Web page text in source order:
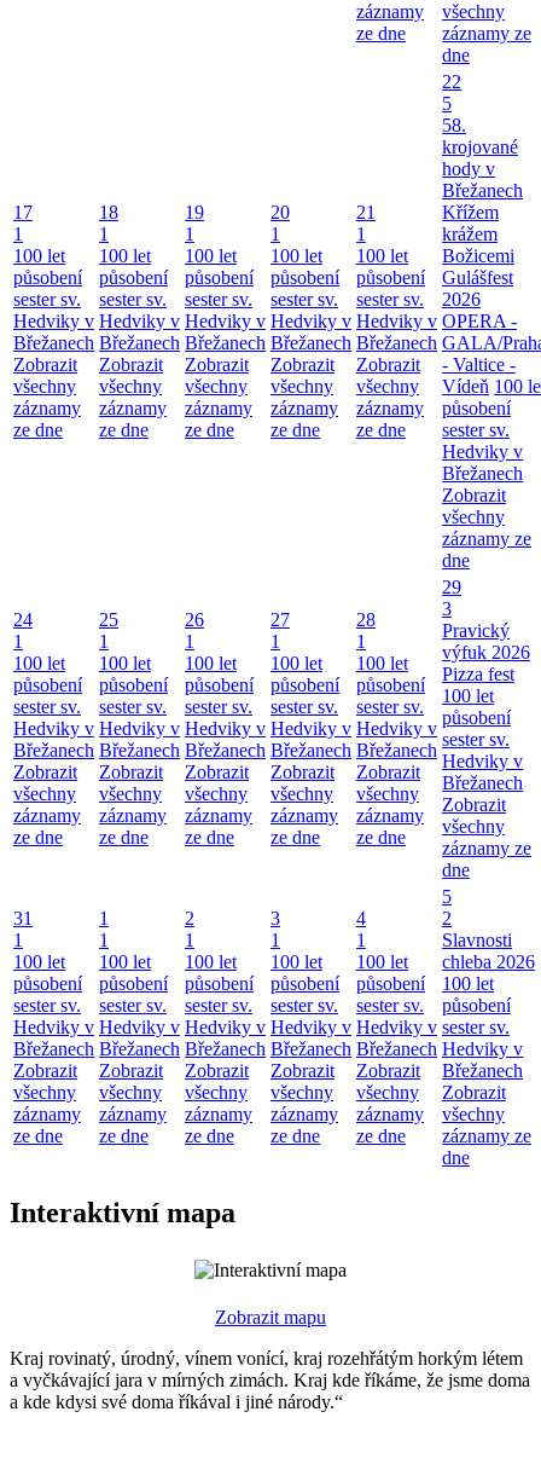
záznamy
ze dne
všechny
záznamy ze
dne
17
1
100 let
působení
sester sv.
Hedviky v
Břežanech
Zobrazit
všechny
záznamy
ze dne
18
1
100 let
působení
sester sv.
Hedviky v
Břežanech
Zobrazit
všechny
záznamy
ze dne
19
1
100 let
působení
sester sv.
Hedviky v
Břežanech
Zobrazit
všechny
záznamy
ze dne
20
1
100 let
působení
sester sv.
Hedviky v
Břežanech
Zobrazit
všechny
záznamy
ze dne
21
1
100 let
působení
sester sv.
Hedviky v
Břežanech
Zobrazit
všechny
záznamy
ze dne
22
5
58.
krojované
hody v
Břežanech
Křížem
krážem
Božicemi
Gulášfest
2026
OPERA -
GALA/
- Valtice -
Vídeň 100
působení
sester sv.
Hedviky v
Břežanech
Zobrazit
všechny
záznamy ze
dne
24
1
100 let
působení
sester sv.
Hedviky v
Břežanech
Zobrazit
všechny
záznamy
ze dne
25
1
100 let
působení
sester sv.
Hedviky v
Břežanech
Zobrazit
všechny
záznamy
ze dne
26
1
100 let
působení
sester sv.
Hedviky v
Břežanech
Zobrazit
všechny
záznamy
ze dne
27
1
100 let
působení
sester sv.
Hedviky v
Břežanech
Zobrazit
všechny
záznamy
ze dne
28
1
100 let
působení
sester sv.
Hedviky v
Břežanech
Zobrazit
všechny
záznamy
ze dne
29
3
Pravický
výfuk 2026
Pizza fest
100 let
působení
sester sv.
Hedviky v
Břežanech
Zobrazit
všechny
záznamy ze
dne
31
1
100 let
působení
sester sv.
Hedviky v
Břežanech
Zobrazit
všechny
záznamy
ze dne
1
1
100 let
působení
sester sv.
Hedviky v
Břežanech
Zobrazit
všechny
záznamy
ze dne
2
1
100 let
působení
sester sv.
Hedviky v
Břežanech
Zobrazit
všechny
záznamy
ze dne
3
1
100 let
působení
sester sv.
Hedviky v
Břežanech
Zobrazit
všechny
záznamy
ze dne
4
1
100 let
působení
sester sv.
Hedviky v
Břežanech
Zobrazit
všechny
záznamy
ze dne
5
2
Slavnosti
chleba 2026
100 let
působení
sester sv.
Hedviky v
Břežanech
Zobrazit
všechny
záznamy ze
dne
Interaktivní mapa
Zobrazit mapu
Kraj rovinatý, úrodný, vínem vonící, kraj rozehřátým horkým létem
a vyčkávající jara v mírných zimách. Kraj kde říkáme, že jsme doma
a kde kdysi své doma říkával i jiné národy.“